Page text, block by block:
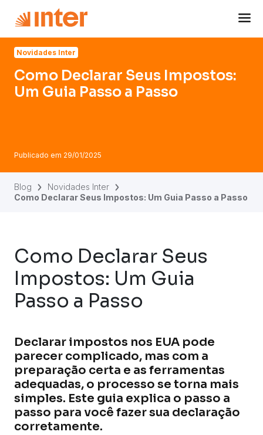
Novidades Inter
Como Declarar Seus Impostos:
Um Guia Passo a Passo
Publicado em 29/01/2025
Blog
Novidades Inter
Como Declarar Seus Impostos: Um Guia Passo a Passo
Como Declarar Seus
Impostos: Um Guia
Passo a Passo
Declarar impostos nos EUA pode
parecer complicado, mas com a
preparação certa e as ferramentas
adequadas, o processo se torna mais
simples. Este guia explica o passo a
passo para você fazer sua declaração
corretamente.
Navigated to Como Declarar Seus Impostos: Um Guia